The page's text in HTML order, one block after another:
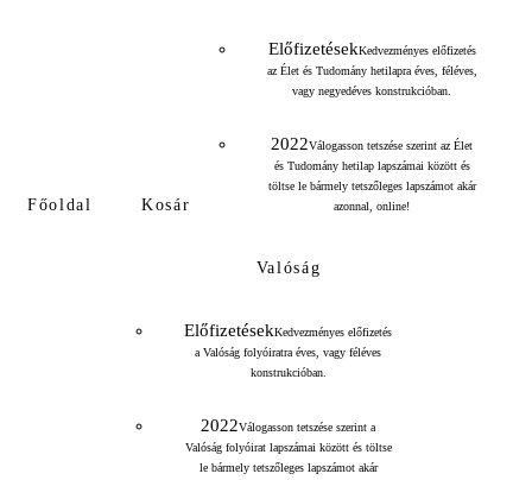
Főoldal Kosár
ElőfizetésekKedvezményes előfizetés
az Élet és Tudomány hetilapra éves, féléves,
vagy negyedéves konstrukcióban.
2022Válogasson tetszése szerint az Élet
és Tudomány hetilap lapszámai között és
töltse le bármely tetszőleges lapszámot akár
azonnal, online!
Valóság
ElőfizetésekKedvezményes előfizetés
a Valóság folyóiratra éves, vagy féléves
konstrukcióban.
2022Válogasson tetszése szerint a
Valóság folyóirat lapszámai között és töltse
le bármely tetszőleges lapszámot akár